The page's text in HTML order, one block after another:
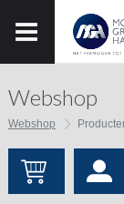
Webshop
Webshop